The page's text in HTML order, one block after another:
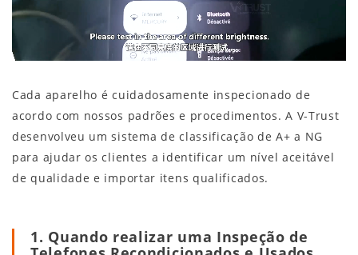
Cada aparelho é cuidadosamente inspecionado de
acordo com nossos padrões e procedimentos. A V-Trust
desenvolveu um sistema de classificação de A+ a NG
para ajudar os clientes a identificar um nível aceitável
de qualidade e importar itens qualificados.
1. Quando realizar uma Inspeção de